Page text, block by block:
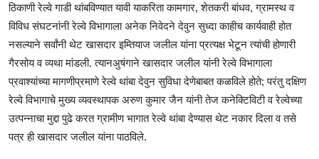
ठिकाणी रेल्वे गाडी थांबविण्यात यावी याकरिता कामगार, शेतकरी बांधव, ग्रामस्थ व
विविध संघटनांनी रेल्वे विभागाला अनेक निवेदने देवुन सुध्दा काहीच कार्यवाही होत
नसल्याने सर्वांनी थेट खासदार इम्तियाज जलील यांना प्रत्यक्ष भेटून त्यांची होणारी
गैरसोय व व्यथा मांडली. त्यानअुषंगाने खासदार जलील यांनी रेल्वे विभागाला
प्रवाश्यांच्या मागणीप्रमाणे रेल्वे थांबा देवुन सुविधा देणेबाबत कळविले होते; परंतु दक्षिण
रेल्वे विभागाचे मुख्य व्यवस्थापक अरुण कुमार जैन यांनी तेज कनेक्टिविटी व रेल्वेच्या
उत्पन्नाचा मुद्दा पुढे करत ग्रामीण भागात रेल्वे थांबा देण्यास थेट नकार दिला व तसे
पत्र ही खासदार जलील यांना पाठविले.